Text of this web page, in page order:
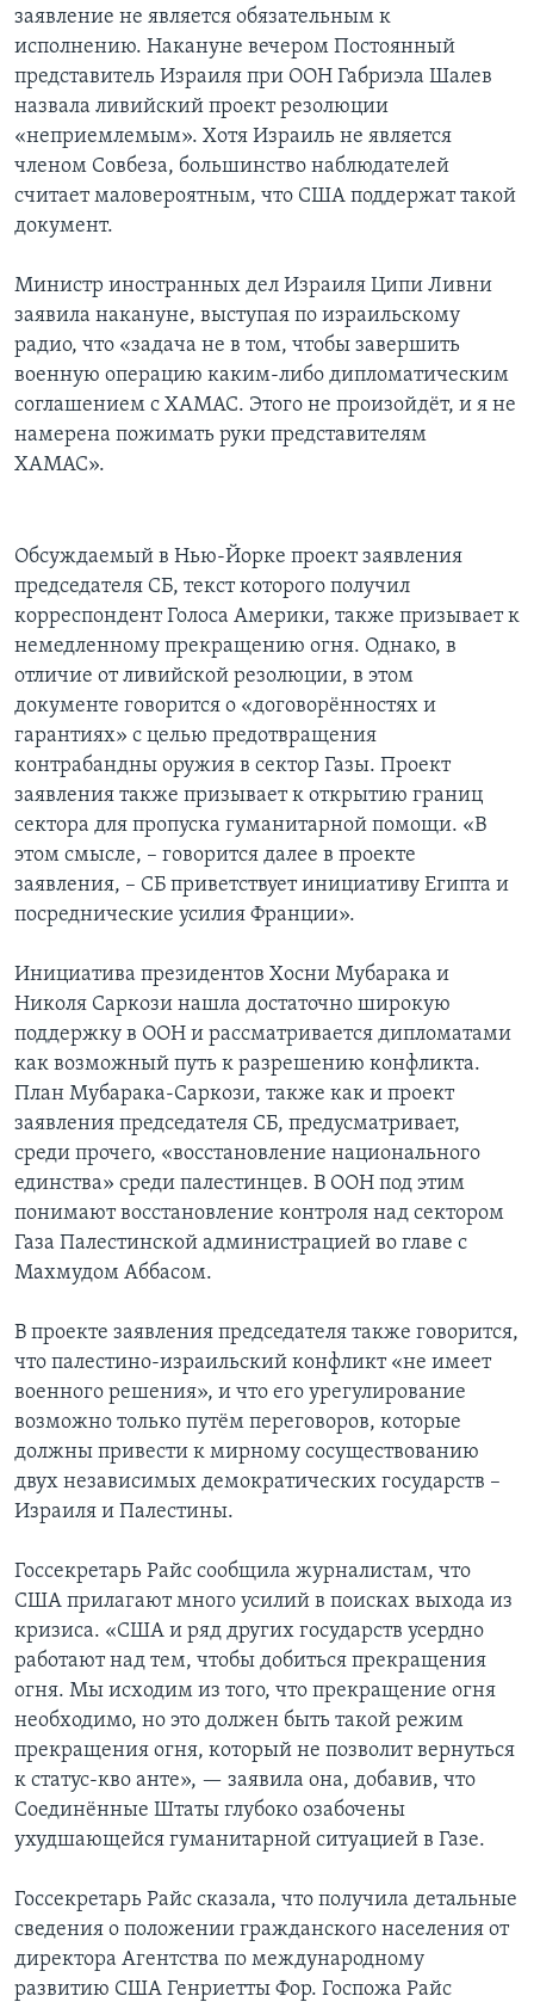
заявление не является обязательным к
исполнению. Накануне вечером Постоянный
представитель Израиля при ООН Габриэла Шалев
назвала ливийский проект резолюции
«неприемлемым». Хотя Израиль не является
членом Совбеза, большинство наблюдателей
считает маловероятным, что США поддержат такой
документ.
Министр иностранных дел Израиля Ципи Ливни
заявила накануне, выступая по израильскому
радио, что «задача не в том, чтобы завершить
военную операцию каким-либо дипломатическим
соглашением с ХАМАС. Этого не произойдёт, и я не
намерена пожимать руки представителям
ХАМАС».
Обсуждаемый в Нью-Йорке проект заявления
председателя СБ, текст которого получил
корреспондент Голоса Америки, также призывает к
немедленному прекращению огня. Однако, в
отличие от ливийской резолюции, в этом
документе говорится о «договорённостях и
гарантиях» с целью предотвращения
контрабандны оружия в сектор Газы. Проект
заявления также призывает к открытию границ
сектора для пропуска гуманитарной помощи. «В
этом смысле, – говорится далее в проекте
заявления, – СБ приветствует инициативу Египта и
посреднические усилия Франции».
Инициатива президентов Хосни Мубарака и
Николя Саркози нашла достаточно широкую
поддержку в ООН и рассматривается дипломатами
как возможный путь к разрешению конфликта.
План Мубарака-Саркози, также как и проект
заявления председателя СБ, предусматривает,
среди прочего, «восстановление национального
единства» среди палестинцев. В ООН под этим
понимают восстановление контроля над сектором
Газа Палестинской администрацией во главе с
Махмудом Аббасом.
В проекте заявления председателя также говорится,
что палестино-израильский конфликт «не имеет
военного решения», и что его урегулирование
возможно только путём переговоров, которые
должны привести к мирному сосуществованию
двух независимых демократических государств –
Израиля и Палестины.
Госсекретарь Райс сообщила журналистам, что
США прилагают много усилий в поисках выхода из
кризиса. «США и ряд других государств усердно
работают над тем, чтобы добиться прекращения
огня. Мы исходим из того, что прекращение огня
необходимо, но это должен быть такой режим
прекращения огня, который не позволит вернуться
к статус-кво анте», — заявила она, добавив, что
Соединённые Штаты глубоко озабочены
ухудшающейся гуманитарной ситуацией в Газе.
Госсекретарь Райс сказала, что получила детальные
сведения о положении гражданского населения от
директора Агентства по международному
развитию США Генриетты Фор. Госпожа Райс